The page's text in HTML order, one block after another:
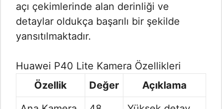
açı çekimlerinde alan derinliği ve
detaylar oldukça başarılı bir şekilde
yansıtılmaktadır.
Huawei P40 Lite Kamera Özellikleri
Özellik
Değer
Açıklama